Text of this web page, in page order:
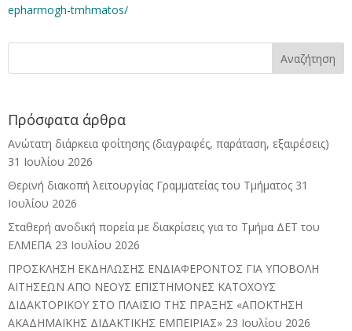
epharmogh-tmhmatos/
Πρόσφατα άρθρα
Ανώτατη διάρκεια φοίτησης (διαγραφές, παράταση, εξαιρέσεις)
31 Ιουλίου 2026
Θερινή διακοπή λειτουργίας Γραμματείας του Τμήματος 31
Ιουλίου 2026
Σταθερή ανοδική πορεία με διακρίσεις για το Τμήμα ΔΕΤ του
ΕΛΜΕΠΑ 23 Ιουλίου 2026
ΠΡΟΣΚΛΗΣΗ ΕΚΔΗΛΩΣΗΣ ΕΝΔΙΑΦΕΡΟΝΤΟΣ ΓΙΑ ΥΠΟΒΟΛΗ
ΑΙΤΗΣΕΩΝ ΑΠΟ ΝΕΟΥΣ ΕΠΙΣΤΗΜΟΝΕΣ ΚΑΤΟΧΟΥΣ
ΔΙΔΑΚΤΟΡΙΚΟΥ ΣΤΟ ΠΛΑΙΣΙΟ ΤΗΣ ΠΡΑΞΗΣ «ΑΠΟΚΤΗΣΗ
ΑΚΑΔΗΜΑΪΚΗΣ ΔΙΔΑΚΤΙΚΗΣ ΕΜΠΕΙΡΙΑΣ» 23 Ιουλίου 2026